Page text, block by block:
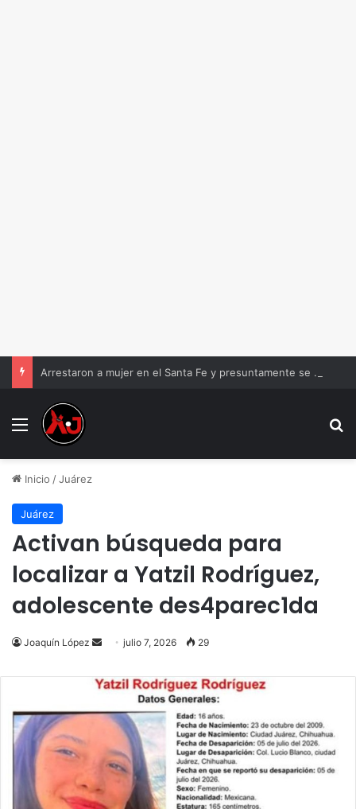
Arrestaron a mujer en el Santa Fe y presuntamente se burló; la exhibieron asustada
Menu
Inicio /Juárez
Juárez
Activan búsqueda para
localizar a Yatzil Rodríguez,
adolescente des4parec1da
Joaquín López
Send
email
julio 7, 2026 29